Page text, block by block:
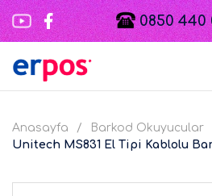
0850 440
Anasayfa
Barkod Okuyucular
Unitech MS831 El Tipi Kablolu